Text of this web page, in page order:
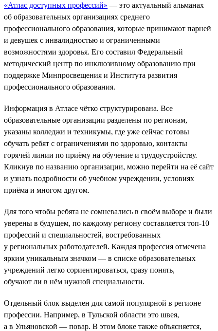
«Атлас доступных профессий» — это актуальный альманах
об образовательных организациях среднего
профессионального образования, которые принимают парней
и девушек с инвалидностью и ограниченными
возможностями здоровья. Его составил Федеральный
методический центр по инклюзивному образованию при
поддержке Минпросвещения и Института развития
профессионального образования.
Информация в Атласе чётко структурирована. Все
образовательные организации разделены по регионам,
указаны колледжи и техникумы, где уже сейчас готовы
обучать ребят с ограничениями по здоровью, контакты
горячей линии по приёму на обучение и трудоустройству.
Кликнув по названию организации, можно перейти на её сайт
и узнать подробности об учебном учреждении, условиях
приёма и многом другом.
Для того чтобы ребята не сомневались в своём выборе и были
уверены в будущем, по каждому региону составляется топ-10
профессий и специальностей, востребованных
у региональных работодателей. Каждая профессия отмечена
ярким уникальным значком — в списке образовательных
учреждений легко сориентироваться, сразу понять,
обучают ли в нём нужной специальности.
Отдельный блок выделен для самой популярной в регионе
профессии. Например, в Тульской области это швея,
а в Ульяновской — повар. В этом блоке также объясняется,